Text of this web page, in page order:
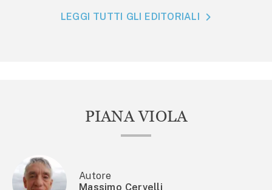
LEGGI TUTTI GLI EDITORIALI
PIANA VIOLA
Autore
Massimo Cervelli